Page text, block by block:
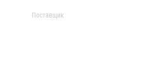
Поставщик